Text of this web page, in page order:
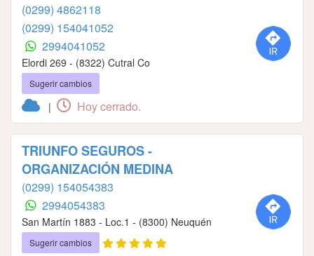
(0299) 4862118
(0299) 154041052
2994041052
Elordi 269 - (8322) Cutral Co
Sugerir cambios
| Hoy cerrado.
TRIUNFO SEGUROS -
ORGANIZACIÓN MEDINA
(0299) 154054383
2994054383
San Martín 1883 - Loc.1 - (8300) Neuquén
Sugerir cambios